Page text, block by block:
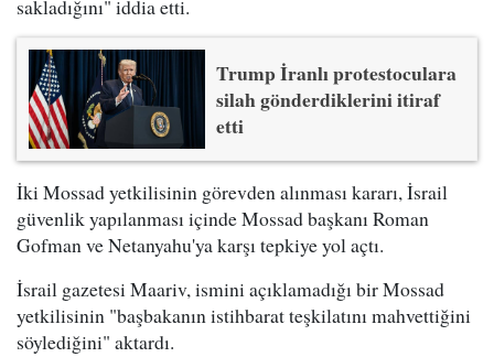
sakladığını" iddia etti.
Trump İranlı protestoculara
silah gönderdiklerini itiraf
etti
İki Mossad yetkilisinin görevden alınması kararı, İsrail
güvenlik yapılanması içinde Mossad başkanı Roman
Gofman ve Netanyahu'ya karşı tepkiye yol açtı.
İsrail gazetesi Maariv, ismini açıklamadığı bir Mossad
yetkilisinin "başbakanın istihbarat teşkilatını mahvettiğini
söylediğini" aktardı.